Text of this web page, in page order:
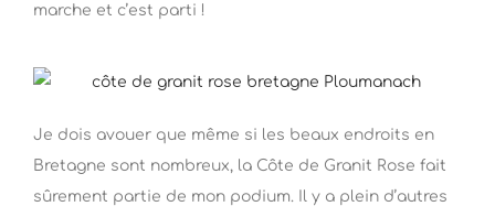
marche et c’est parti !
Je dois avouer que même si les beaux endroits en
Bretagne sont nombreux, la Côte de Granit Rose fait
sûrement partie de mon podium. Il y a plein d’autres